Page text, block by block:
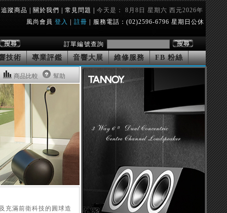
追蹤商品 | 關於我們 | 常見問題 | 今天是： 8月8日 星期六 西元2026年
風尚會員 登入 註冊 服務電話：(02)2596-6796 星期日公休
訂單編號查詢
技術 專業評鑑 音響大展 維修服務 FB 粉絲
商品比較 幫助
充滿前衛科技的圓球造